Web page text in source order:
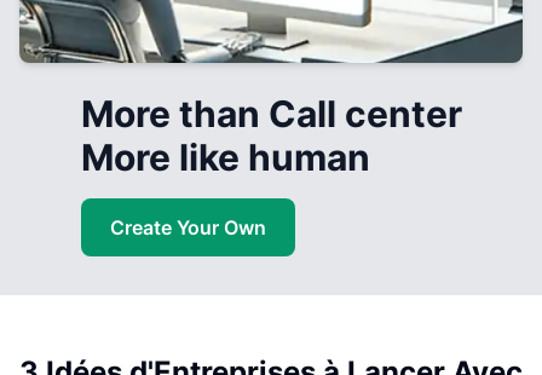
More than Call center
More like human
Create Your Own